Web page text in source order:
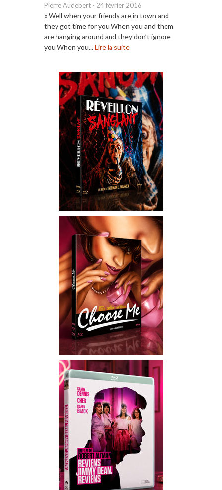
Pierre Audebert - 24 février 2016
« Well when your friends are in town and
they got time for you When you and them
are hanging around and they don’t ignore
you When you...Lire la suite